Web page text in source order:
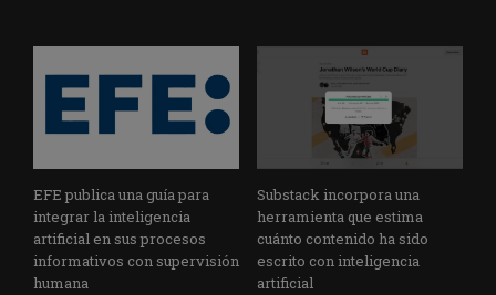
EFE publica una guía para
integrar la inteligencia
artificial en sus procesos
informativos con supervisión
humana
Substack incorpora una
herramienta que estima
cuánto contenido ha sido
escrito con inteligencia
artificial